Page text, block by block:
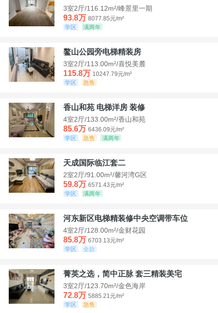
3室2厅/116.12m²/峰景里一期
93.8万 8077.85元/m²
学区
满两年
鳌山公园旁电梯精装房
3室2厅/113.00m²/喜悦美麓
115.8万 10247.79元/m²
学区
急售
香山和苑 电梯洋房 装修
4室2厅/133.00m²/香山和苑
85.6万 6436.09元/m²
学区
急售 满两年
天成国际临江套二
2室2厅/91.00m²/馨河湾G区
59.8万 6571.43元/m²
学区
满两年
河东新区电梯精装修中央空调带车位
4室2厅/128.00m²/金财花园
85.8万 6703.13元/m²
学区
全款
菁英之选，简中正脉 套三精装美宅
3室2厅/123.70m²/金色海岸
72.8万 5885.21元/m²
学区
急售